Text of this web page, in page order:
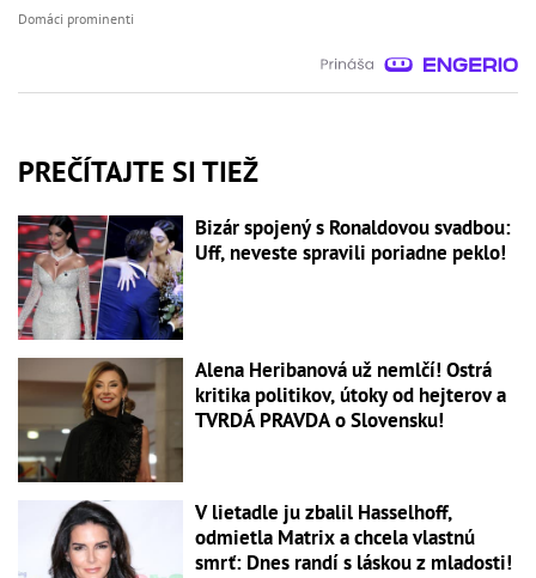
Domáci prominenti
PREČÍTAJTE SI TIEŽ
Bizár spojený s Ronaldovou svadbou:
Uff, neveste spravili poriadne peklo!
Alena Heribanová už nemlčí! Ostrá
kritika politikov, útoky od hejterov a
TVRDÁ PRAVDA o Slovensku!
V lietadle ju zbalil Hasselhoff,
odmietla Matrix a chcela vlastnú
smrť: Dnes randí s láskou z mladosti!